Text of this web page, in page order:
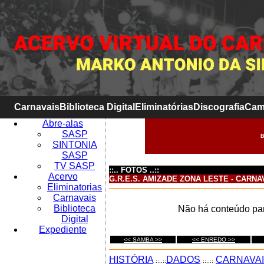
CarnavaisBiblioteca Digital EliminatóriasDiscografia
Abre-alas
SASP
SINTONIA
SASP
TV SASP
Acervo
Eliminatorias
Carnavais
Biblioteca
Digital
Expediente
::.. FOTOS ..::
G.R.E.S. AMIZADE ZONA LESTE -
Não há conteúdo
<< SAMBA >> << ENREDO >>
HISTÓRIA ::..:: DADOS ::..::